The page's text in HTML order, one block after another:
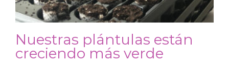
Nuestras plántulas están
creciendo más verde